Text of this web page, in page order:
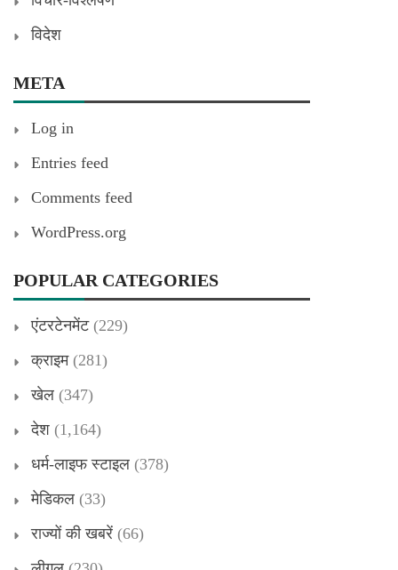
विदेश
META
Log in
Entries feed
Comments feed
WordPress.org
POPULAR CATEGORIES
एंटरटेनमेंट(229)
क्राइम(281)
खेल (347)
देश (1,164)
धर्म-लाइफ स्टाइल (378)
मेडिकल (33)
राज्यों की खबरें (66)